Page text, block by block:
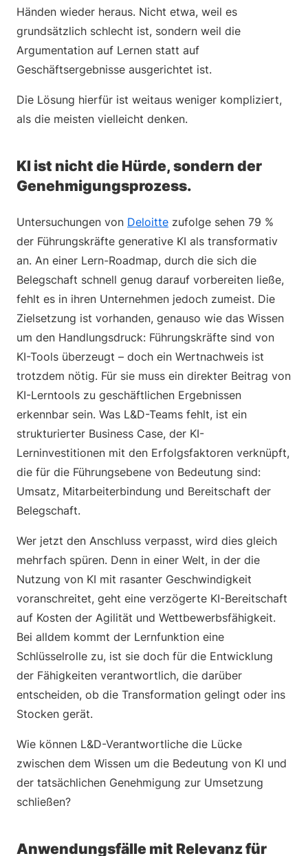
Händen wieder heraus. Nicht etwa, weil es
grundsätzlich schlecht ist, sondern weil die
Argumentation auf Lernen statt auf
Geschäftsergebnisse ausgerichtet ist.
Die Lösung hierfür ist weitaus weniger kompliziert,
als die meisten vielleicht denken.
KI ist nicht die Hürde, sondern der
Genehmigungsprozess.
Untersuchungen von Deloitte zufolge sehen 79 %
der Führungskräfte generative KI als transformativ
an. An einer Lern-Roadmap, durch die sich die
Belegschaft schnell genug darauf vorbereiten ließe,
fehlt es in ihren Unternehmen jedoch zumeist. Die
Zielsetzung ist vorhanden, genauso wie das Wissen
um den Handlungsdruck: Führungskräfte sind von
KI-Tools überzeugt – doch ein Wertnachweis ist
trotzdem nötig. Für sie muss ein direkter Beitrag von
KI-Lerntools zu geschäftlichen Ergebnissen
erkennbar sein. Was L&D-Teams fehlt, ist ein
strukturierter Business Case, der KI-
Lerninvestitionen mit den Erfolgsfaktoren verknüpft,
die für die Führungsebene von Bedeutung sind:
Umsatz, Mitarbeiterbindung und Bereitschaft der
Belegschaft.
Wer jetzt den Anschluss verpasst, wird dies gleich
mehrfach spüren. Denn in einer Welt, in der die
Nutzung von KI mit rasanter Geschwindigkeit
voranschreitet, geht eine verzögerte KI-Bereitschaft
auf Kosten der Agilität und Wettbewerbsfähigkeit.
Bei alldem kommt der Lernfunktion eine
Schlüsselrolle zu, ist sie doch für die Entwicklung
der Fähigkeiten verantwortlich, die darüber
entscheiden, ob die Transformation gelingt oder ins
Stocken gerät.
Wie können L&D-Verantwortliche die Lücke
zwischen dem Wissen um die Bedeutung von KI und
der tatsächlichen Genehmigung zur Umsetzung
schließen?
Anwendungsfälle mit Relevanz für